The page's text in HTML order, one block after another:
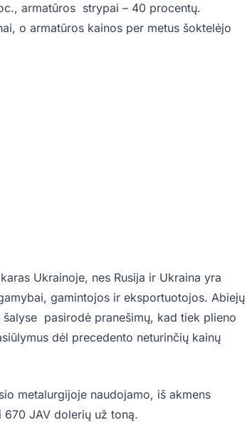
armatūros strypai – 40 procentų.
o armatūros kainos per metus šoktelėjo
Ukrainoje, nes Rusija ir Ukraina yra
gamintojos ir eksportuotojos. Abiejų
pasirodė pranešimų, kad tiek plieno
dėl precedento neturinčių kainų
metalurgijoje naudojamo, iš akmens
JAV dolerių už toną.